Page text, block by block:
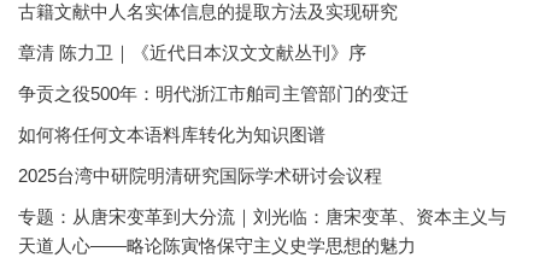
古籍文献中人名实体信息的提取方法及实现研究
章清 陈力卫｜《近代日本汉文文献丛刊》序
争贡之役500年：明代浙江市舶司主管部门的变迁
如何将任何文本语料库转化为知识图谱
2025台湾中研院明清研究国际学术研讨会议程
专题：从唐宋变革到大分流｜刘光临：唐宋变革、资本主义与
天道人心——略论陈寅恪保守主义史学思想的魅力